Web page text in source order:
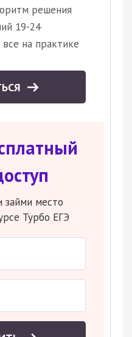
решения
19-24
на практике
займи место
Турбо ЕГЭ